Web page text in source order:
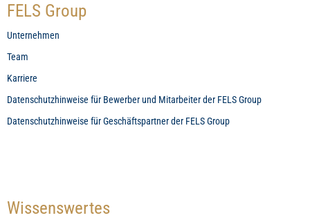
FELS Group
Unternehmen
Team
Karriere
Datenschutzhinweise für Bewerber und Mitarbeiter der FELS Group
Datenschutzhinweise für Geschäftspartner der FELS Group
Wissenswertes